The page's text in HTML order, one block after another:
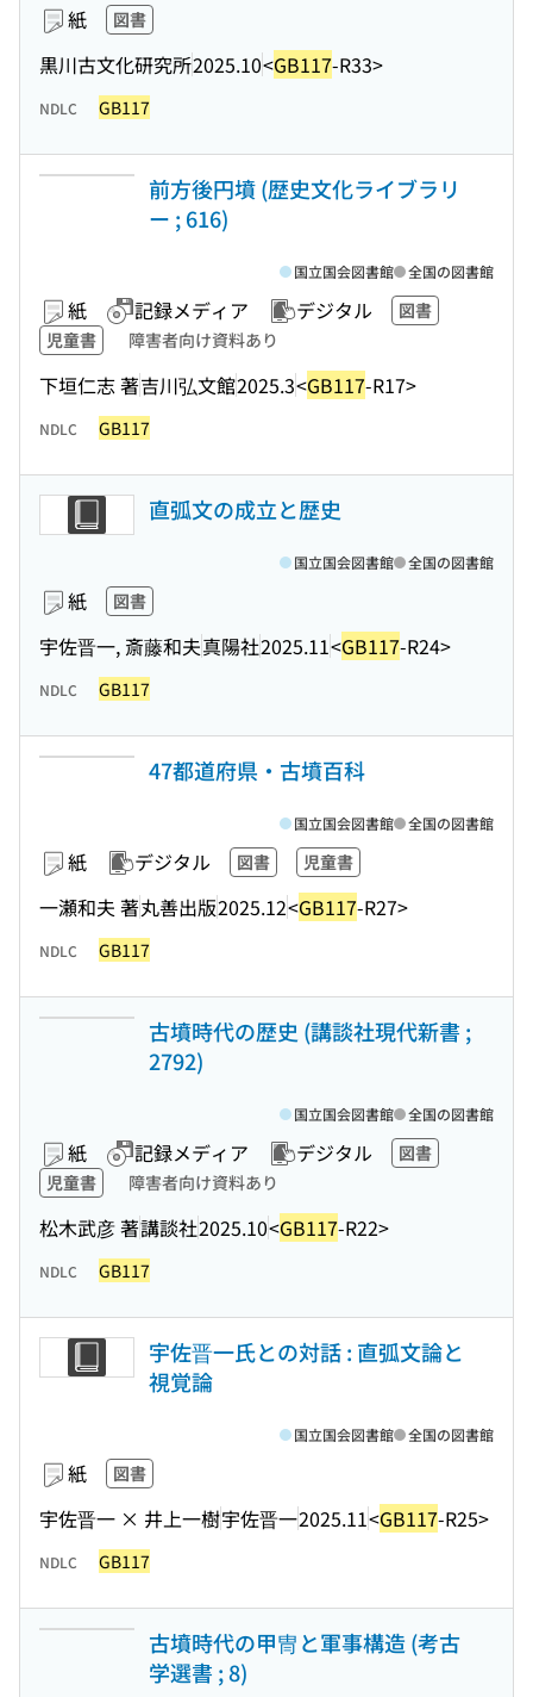
紙 図書
黒川古文化研究所2025.10<GB117-R33>
NDLC GB117
前方後円墳 (歴史文化ライブラリ
ー ; 616)
紙 記録メディア デジタル
図書
児童書
障害者向け資料あり
下垣仁志 著吉川弘文館2025.3<GB117-R17>
国立国会図書館 全国の図書館
NDLC GB117
直弧文の成立と歴史
紙 図書
宇佐晋一, 斎藤和夫真陽社2025.11<GB117-R24>
国立国会図書館 全国の図書館
NDLC GB117
47都道府県・古墳百科
紙 デジタル 図書 児童書
一瀬和夫 著丸善出版2025.12<GB117-R27>
国立国会図書館 全国の図書館
NDLC GB117
古墳時代の歴史 (講談社現代新書 ;
2792)
紙 記録メディア デジタル
図書
児童書
障害者向け資料あり
松木武彦 著講談社2025.10<GB117-R22>
国立国会図書館 全国の図書館
NDLC GB117
宇佐晋一氏との対話 : 直弧文論と
視覚論
紙 図書
宇佐晋一 × 井上一樹宇佐晋一2025.11<GB117-R25>
国立国会図書館 全国の図書館
NDLC GB117
古墳時代の甲冑と軍事構造 (考古
学選書 ; 8)